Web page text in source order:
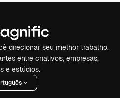
direcionar seu melhor trabalho.
entre criativos, empresas,
e estúdios.